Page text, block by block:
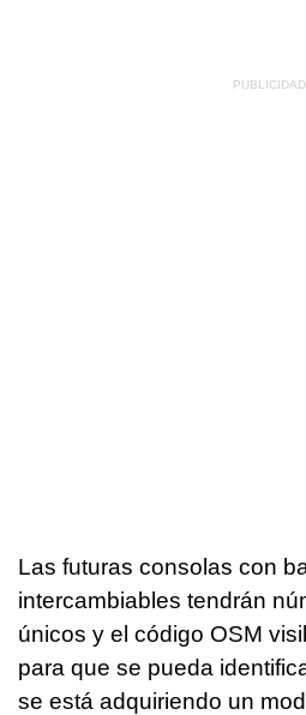
Las futuras consolas con
intercambiables tendrán
únicos y el código OSM
para que se pueda
se está adquiriendo un